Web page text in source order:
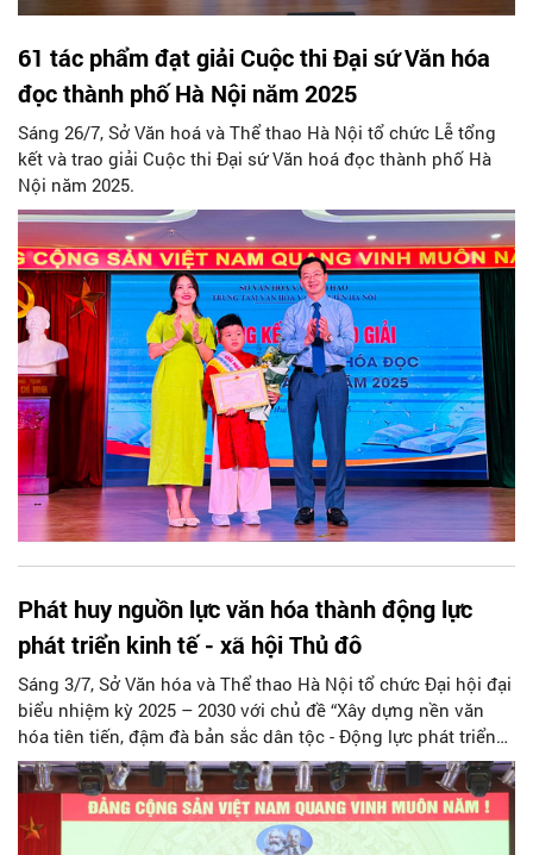
61 tác phẩm đạt giải Cuộc thi Đại sứ Văn hóa
đọc thành phố Hà Nội năm 2025
Sáng 26/7, Sở Văn hoá và Thể thao Hà Nội tổ chức Lễ tổng
kết và trao giải Cuộc thi Đại sứ Văn hoá đọc thành phố Hà
Nội năm 2025.
Phát huy nguồn lực văn hóa thành động lực
phát triển kinh tế - xã hội Thủ đô
Sáng 3/7, Sở Văn hóa và Thể thao Hà Nội tổ chức Đại hội đại
biểu nhiệm kỳ 2025 – 2030 với chủ đề “Xây dựng nền văn
hóa tiên tiến, đậm đà bản sắc dân tộc - Động lực phát triển
đất nước trong kỷ nguyên mới - Kỷ nguyên vươn mình của
dân tộc Việt Nam”.